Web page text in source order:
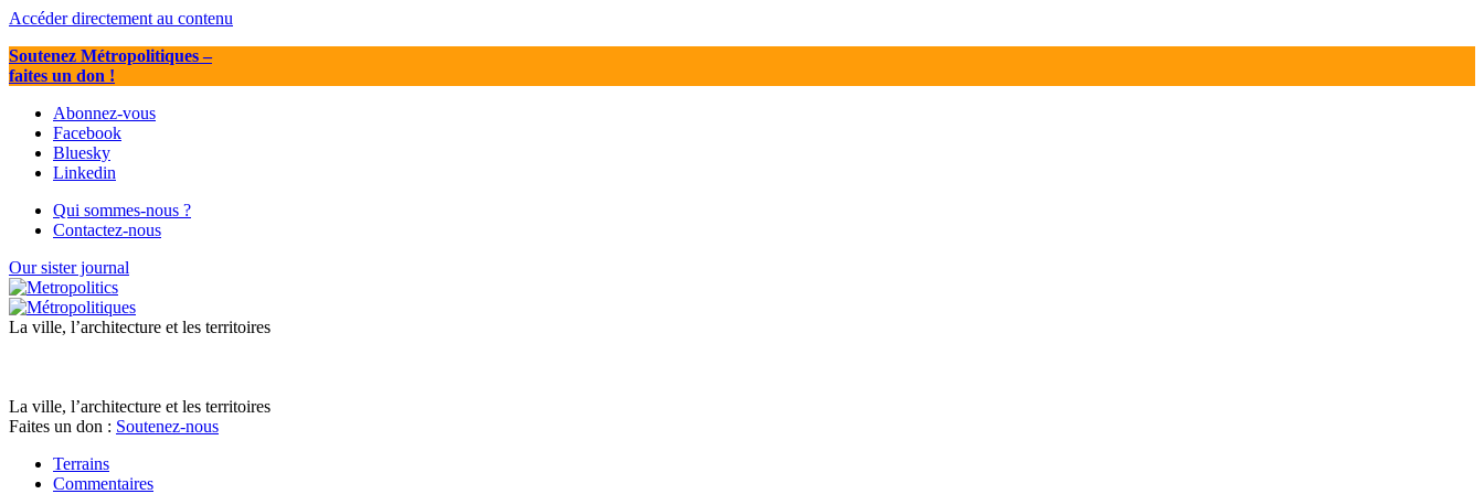
Accéder directement au contenu
Soutenez Métropolitiques–
faites un don !
Abonnez-vous
Facebook
Bluesky
Linkedin
Qui sommes-nous ?
Contactez-nous
Our sister journal
La ville, l’architecture et les territoires
La ville, l’architecture et les territoires
Faites un don : Soutenez-nous
Terrains
Commentaires